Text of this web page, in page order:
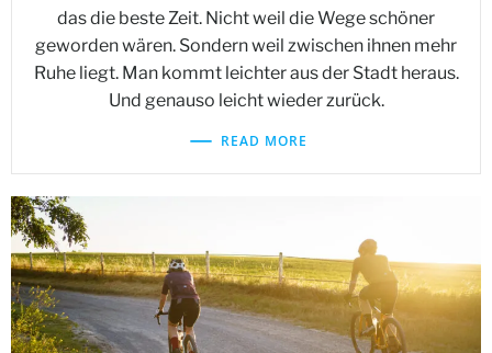
das die beste Zeit. Nicht weil die Wege schöner
geworden wären. Sondern weil zwischen ihnen mehr
Ruhe liegt. Man kommt leichter aus der Stadt heraus.
Und genauso leicht wieder zurück.
READ MORE